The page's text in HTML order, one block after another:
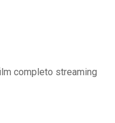
completo streaming